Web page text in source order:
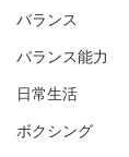
バランス
バランス能力
日常生活
ボクシング